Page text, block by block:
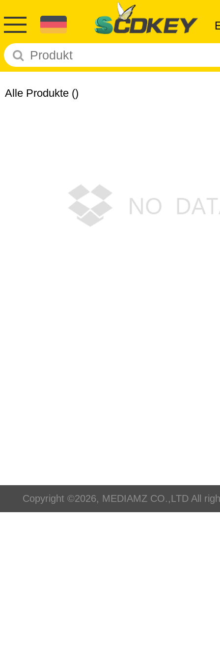
Alle Produkte ()
Copyright ©2026, MEDIAMZ CO.,LTD All